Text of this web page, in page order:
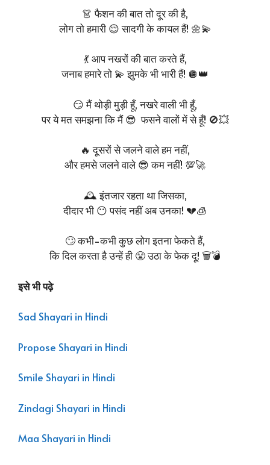
👗 फैशन की बात तो दूर की है,
लोग तो हमारी 😌 सादगी के कायल हैं! 🌼💫
💃 आप नखरों की बात करते हैं,
जनाब हमारे तो 💫 झुमके भी भारी हैं! 🪩👑
😏 मैं थोड़ी मुड़ी हूँ, नखरे वाली भी हूँ,
पर ये मत समझना कि मैं 😎 फसने वालों में से हूँ! 🚫💥
🔥 दूसरों से जलने वाले हम नहीं,
और हमसे जलने वाले 😎 कम नहीं! 💯🚀
🕰️ इंतजार रहता था जिसका,
दीदार भी 😶 पसंद नहीं अब उनका! 💔🧊
🙄 कभी-कभी कुछ लोग इतना फेकते हैं,
कि दिल करता है उन्हें ही 😤 उठा के फेक दू! 🗑️💣
इसे भी पढ़े
Sad Shayari in Hindi
Propose Shayari in Hindi
Smile Shayari in Hindi
Zindagi Shayari in Hindi
Maa Shayari in Hindi